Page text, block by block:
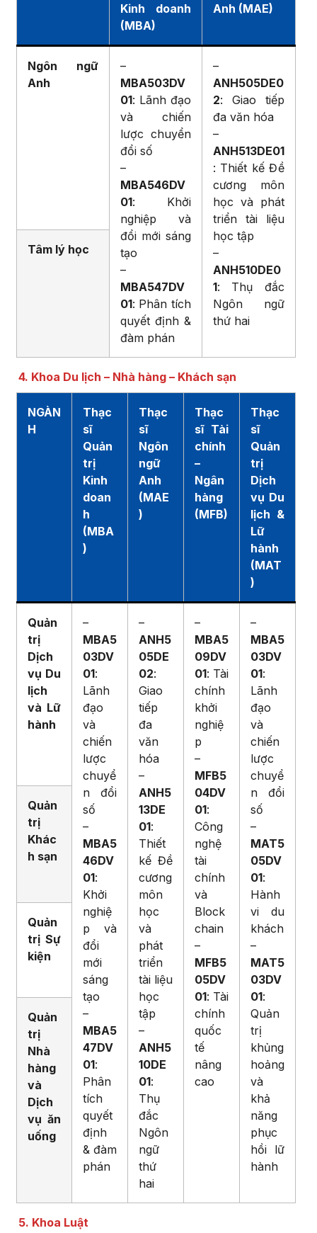
Kinh doanh
(MBA)
Anh (MAE)
Ngôn ngữ
Anh
–
MBA503DV
01: Lãnh đạo
và chiến
lược chuyển
đổi số
–
MBA546DV
01: Khởi
nghiệp và
đổi mới sáng
tạo
–
MBA547DV
01: Phân tích
quyết định &
đàm phán
–
ANH505DE0
2: Giao tiếp
đa văn hóa
–
ANH513DE01
: Thiết kế Đề
cương môn
học và phát
triển tài liệu
học tập
–
ANH510DE0
1: Thụ đắc
Ngôn ngữ
thứ hai
Tâm lý học
4. Khoa Du lịch – Nhà hàng – Khách sạn
NGÀN
H
Thạc
sĩ
Quản
trị
Kinh
doan
h
(MBA
)
Thạc
sĩ
Ngôn
ngữ
Anh
(MAE
)
Thạc
sĩ Tài
chính
–
Ngân
hàng
(MFB)
Thạc
sĩ
Quản
trị
Dịch
vụ Du
lịch &
Lữ
hành
(MAT
)
Quản
trị
Dịch
vụ Du
lịch
và Lữ
hành
–
MBA5
03DV
01:
Lãnh
đạo
và
chiến
lược
chuyể
n đổi
số
–
MBA5
46DV
01:
Khởi
nghiệ
p và
đổi
mới
sáng
tạo
–
MBA5
47DV
01:
Phân
tích
quyết
định
& đàm
phán
–
ANH5
05DE
02:
Giao
tiếp
đa
văn
hóa
–
ANH5
13DE
01:
Thiết
kế Đề
cương
môn
học
và
phát
triển
tài liệu
học
tập
–
ANH5
10DE
01:
Thụ
đắc
Ngôn
ngữ
thứ
hai
–
MBA5
09DV
01: Tài
chính
khởi
nghiệ
p
–
MFB5
04DV
01:
Công
nghệ
tài
chính
và
Block
chain
–
MFB5
05DV
01: Tài
chính
quốc
tế
nâng
cao
–
MBA5
03DV
01:
Lãnh
đạo
và
chiến
lược
chuyể
n đổi
số
–
MAT5
05DV
01:
Hành
vi du
khách
–
MAT5
03DV
01:
Quản
trị
khủng
hoảng
và
khả
năng
phục
hồi lữ
hành
Quản
trị
Khác
h sạn
Quản
trị Sự
kiện
Quản
trị
Nhà
hàng
và
Dịch
vụ ăn
uống
5. Khoa Luật